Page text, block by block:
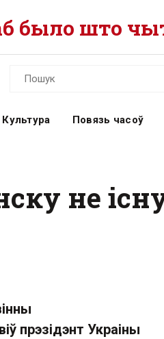
было што
Культура Повязь часоў
не
прэзідэнт Украіны